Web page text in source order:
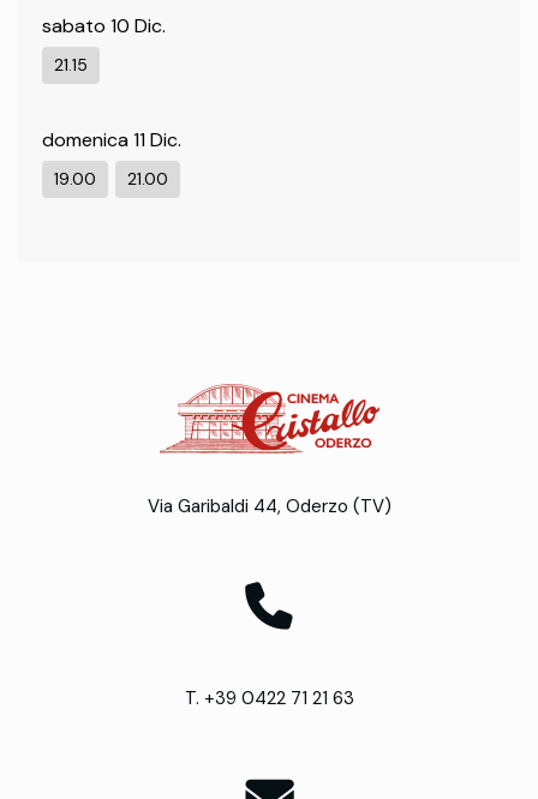
sabato 10 Dic.
21.15
domenica 11 Dic.
19.00 21.00
Via Garibaldi 44, Oderzo (TV)
T. +39 0422 71 21 63